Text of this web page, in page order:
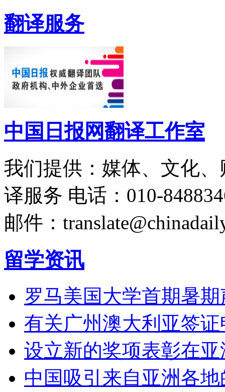
翻译服务
中国日报网翻译工作室
我们提供：媒体、文化
译服务 电话：010-
邮件：
留学资讯
罗马美国大学首期暑
有关广州澳大利亚签
设立新的奖项表彰在
中国吸引来自亚洲各